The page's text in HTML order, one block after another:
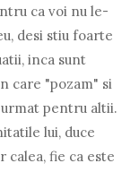
ca voi nu le-
desi stiu foarte
inca sunt
care "pozam" si
pentru altii.
lui, duce
calea, fie ca este